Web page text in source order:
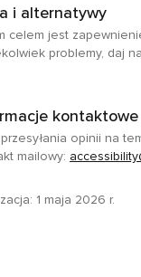
i alternatywy
celem jest
problemy, daj
kontaktowe
opinii na
mailowy:
1 maja 2026 r.